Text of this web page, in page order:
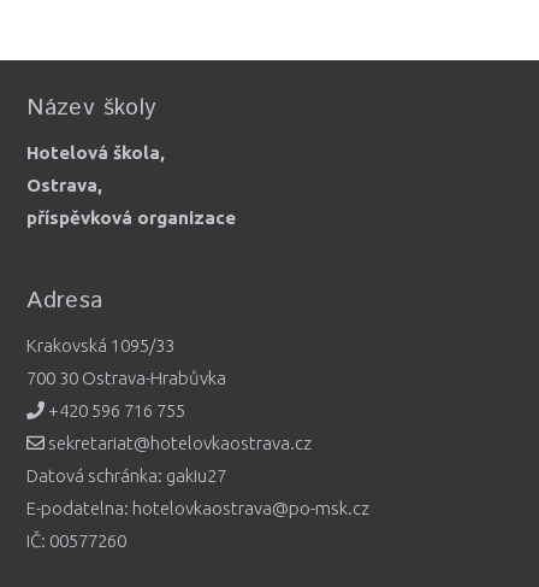
Název školy
Hotelová škola,
Ostrava,
příspěvková organizace
Adresa
Krakovská 1095/33
700 30 Ostrava-Hrabůvka
+420 596 716 755
sekretariat@hotelovkaostrava.cz
Datová schránka: gakiu27
E-podatelna: hotelovkaostrava@po-msk.cz
IČ: 00577260